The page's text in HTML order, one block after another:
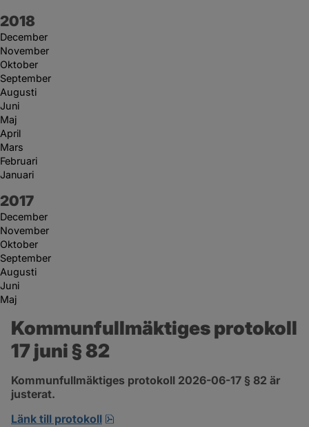
År:
2018
December
November
Oktober
September
Augusti
Juni
Maj
April
Mars
Februari
Januari
År:
2017
December
November
Oktober
September
Augusti
Juni
Maj
Kommunfullmäktiges protokoll
17 juni § 82
Kommunfullmäktiges protokoll 2026-06-17 § 82 är
justerat.
Länk till protokoll